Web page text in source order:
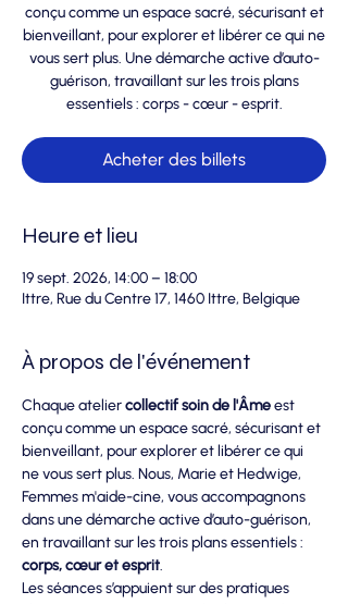
conçu comme un espace sacré, sécurisant et
bienveillant, pour explorer et libérer ce qui ne
vous sert plus. Une démarche active d’auto-
guérison, travaillant sur les trois plans
essentiels : corps - cœur - esprit.
Acheter des billets
Heure et lieu
19 sept. 2026, 14:00 – 18:00
Ittre, Rue du Centre 17, 1460 Ittre, Belgique
À propos de l'événement
Chaque atelier collectif soin de l'Âme est
conçu comme un espace sacré, sécurisant et
bienveillant, pour explorer et libérer ce qui
ne vous sert plus. Nous, Marie et Hedwige,
Femmes m'aide-cine, vous accompagnons
dans une démarche active d’auto-guérison,
en travaillant sur les trois plans essentiels :
corps, cœur et esprit.
Les séances s’appuient sur des pratiques